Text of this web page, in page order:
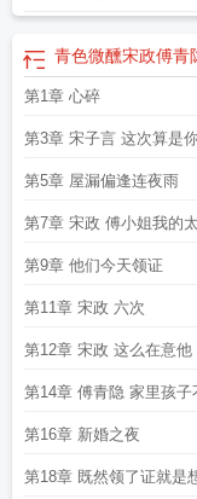
青色微醺宋政傅青
第1章 心碎
第3章 宋子言 这次算是
第5章 屋漏偏逢连夜雨
第7章 宋政 傅小姐我的
第9章 他们今天领证
第11章 宋政 六次
第12章 宋政 这么在意他
第14章 傅青隐 家里孩子
第16章 新婚之夜
第18章 既然领了证就是